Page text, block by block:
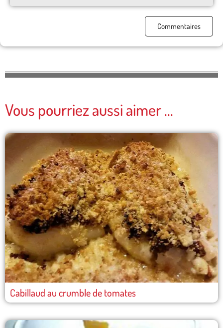
Commentaires
Vous pourriez aussi aimer ...
Cabillaud au crumble de tomates